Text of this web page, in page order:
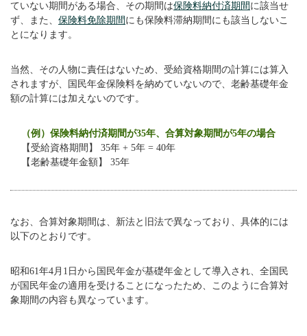
ていない期間がある場合、その期間は保険料納付済期間 に該当せ
ず、また、 保険料免除期間 にも保険料滞納期間にも該当しないこ
とになります。
当然、その人物に責任はないため、受給資格期間の計算には算入
されますが、国民年金保険料を納めていないので、老齢基礎年金
額の計算には加えないのです。
（例）保険料納付済期間が35年、合算対象期間が5年の場合
【受給資格期間】 35年 + 5年 = 40年
【老齢基礎年金額】 35年
なお、合算対象期間は、新法と旧法で異なっており、具体的には
以下のとおりです。
昭和61年4月1日から国民年金が基礎年金として導入され、全国民
が国民年金の適用を受けることになったため、このように合算対
象期間の内容も異なっています。